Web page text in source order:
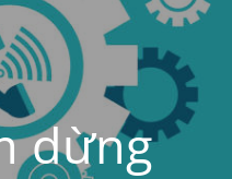
dừng